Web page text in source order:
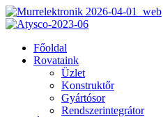
Főoldal
Rovataink
Üzlet
Konstruktőr
Gyártósor
Rendszerintegrátor